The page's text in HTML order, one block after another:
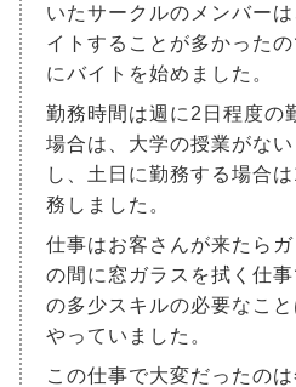
いたサークルのメンバー
イトすることが多かった
にバイトを始めました。
勤務時間は週に2日程度の
場合は、大学の授業がな
し、土日に勤務する場合
務しました。
仕事はお客さんが来たら
の間に窓ガラスを拭く仕
の多少スキルの必要なこ
やっていました。
この仕事で大変だったの